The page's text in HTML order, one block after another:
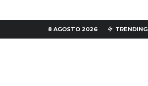
8 AGOSTO 2026 TRENDING